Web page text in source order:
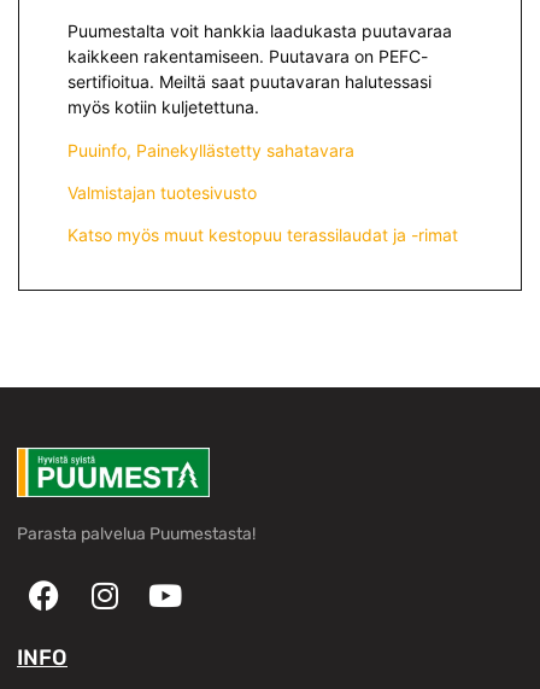
Puumestalta voit hankkia laadukasta puutavaraa
kaikkeen rakentamiseen. Puutavara on PEFC-
sertifioitua. Meiltä saat puutavaran halutessasi
myös kotiin kuljetettuna.
Puuinfo, Painekyllästetty sahatavara
Valmistajan tuotesivusto
Katso myös muut kestopuu terassilaudat ja -rimat
Parasta palvelua Puumestasta!
INFO